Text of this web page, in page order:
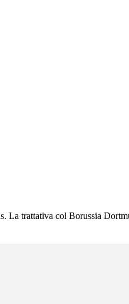
La trattativa col Borussia